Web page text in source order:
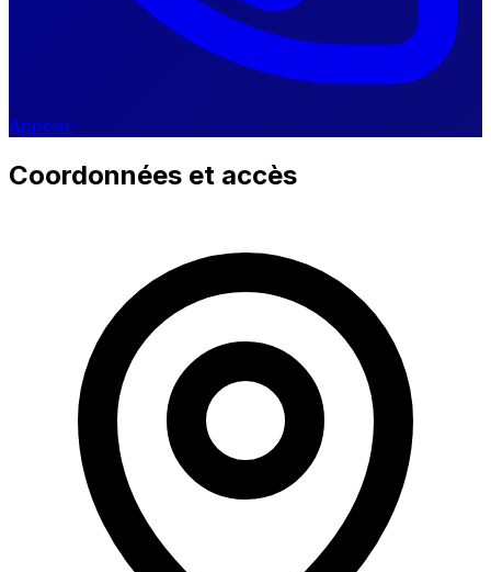
Appeler
Coordonnées et accès